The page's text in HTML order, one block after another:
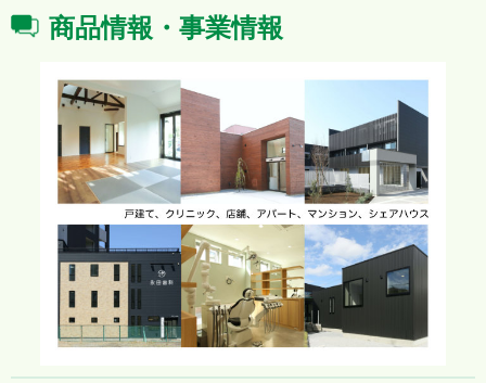
商品情報・事業情報